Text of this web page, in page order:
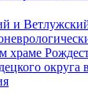
и